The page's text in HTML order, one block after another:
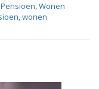
Pensioen,Wonen
,wonen